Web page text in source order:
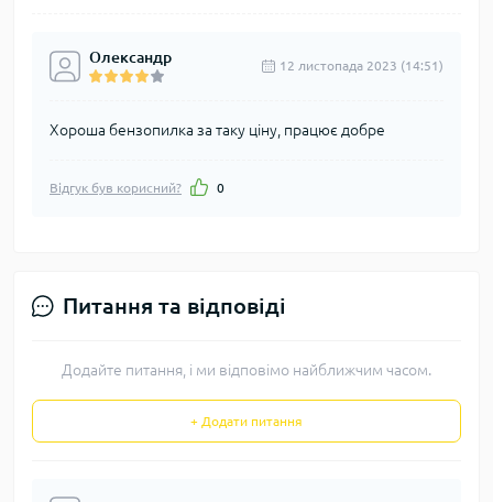
Олександр 12 листопада 2023 (14:51)
Хороша бензопилка за таку ціну, працює добре
Відгук був корисний? 0
Питання та відповіді
Додайте питання, і ми відповімо найближчим часом.
+ Додати питання